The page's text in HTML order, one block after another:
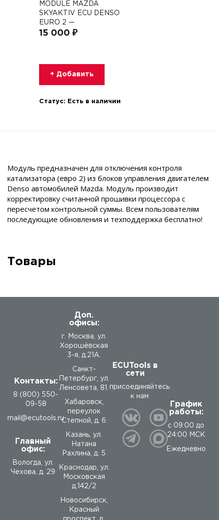
MODULE MAZDA
SKYAKTIV ECU DENSO
EURO 2 —
15 000 ₽
+ Добавить
Статус: Есть в наличии
Модуль предназначен для отключения контроля
катализатора (евро 2) из блоков управления двигателем
Denso автомобилей Mazda. Модуль производит
корректировку считанной прошивки процессора с
пересчетом контрольной суммы. Всем пользователям
последующие обновления и техподдержка бесплатно!
Товары
Контакты:
8 (800) 550-
09-58
mail@ecutools.ru
Главный
офис:
Вологда, ул.
Чехова, д. 29
Доп.
офисы:
г. Москва, ул.
Хорошёвская
3-я, д.21А.
Санкт-
Петербург, ул.
Ленсовета, 81.
Хабаровск,
переулок
Степной, д. 6
Казань, ул.
Натана
Рахлина, д. 5
Краснодар, ул.
Московская
д.142/2
Новосибирск,
Красный
ECUTools в
сети
присоединяйтесь
к нам
График
работы:
с 09:00 до
24:00 МСК
Ежедневно